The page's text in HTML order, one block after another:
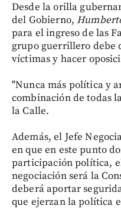
Desde la orilla
del Gobierno,
para el ingreso de las
grupo guerrillero debe
víctimas y hacer
"Nunca más política y
combinación de todas
la Calle.
Además, el Jefe
en que en este punto
participación política,
negociación será la
deberá aportar
que ejerzan la política